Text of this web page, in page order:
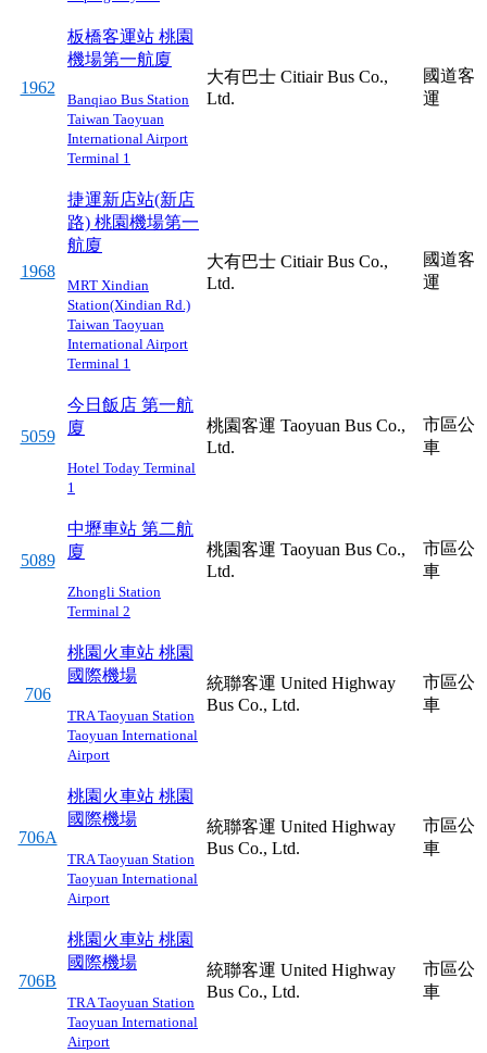
1962
板橋客運站 桃園
機場第一航廈
Banqiao Bus Station
Taiwan Taoyuan
International Airport
Terminal 1
大有巴士 Citiair Bus Co.,
Ltd.
國道客
運
1968
捷運新店站(新店
路) 桃園機場第一
航廈
MRT Xindian
Station(Xindian Rd.)
Taiwan Taoyuan
International Airport
Terminal 1
大有巴士 Citiair Bus Co.,
Ltd.
國道客
運
5059
今日飯店 第一航
廈
Hotel Today Terminal
1
桃園客運 Taoyuan Bus Co.,
Ltd.
市區公
車
5089
中壢車站 第二航
廈
Zhongli Station
Terminal 2
桃園客運 Taoyuan Bus Co.,
Ltd.
市區公
車
706
桃園火車站 桃園
國際機場
TRA Taoyuan Station
Taoyuan International
Airport
統聯客運 United Highway
Bus Co., Ltd.
市區公
車
706A
桃園火車站 桃園
國際機場
TRA Taoyuan Station
Taoyuan International
Airport
統聯客運 United Highway
Bus Co., Ltd.
市區公
車
706B
桃園火車站 桃園
國際機場
TRA Taoyuan Station
Taoyuan International
Airport
統聯客運 United Highway
Bus Co., Ltd.
市區公
車